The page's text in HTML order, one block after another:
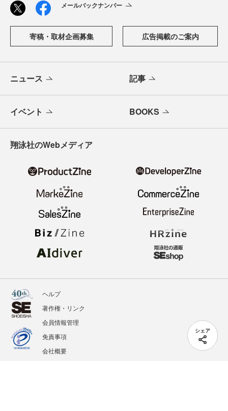
シェア
メールバックナンバー
寄稿・取材企画募集 広告掲載のご案内
ニュース 記事
イベント BOOKS
翔泳社のWebメディア
ヘルプ
著作権・リンク
会員情報管理
免責事項
会社概要